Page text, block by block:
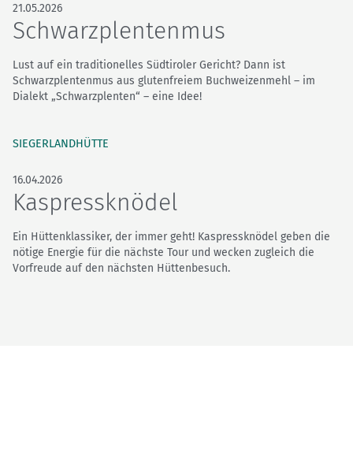
21.05.2026
Schwarzplentenmus
Lust auf ein traditionelles Südtiroler Gericht? Dann ist
Schwarzplentenmus aus glutenfreiem Buchweizenmehl – im
Dialekt „Schwarzplenten“ – eine Idee!
SIEGERLANDHÜTTE
16.04.2026
Kaspressknödel
Ein Hüttenklassiker, der immer geht! Kaspressknödel geben die
nötige Energie für die nächste Tour und wecken zugleich die
Vorfreude auf den nächsten Hüttenbesuch.